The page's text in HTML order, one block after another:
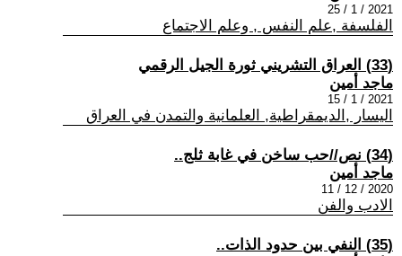
2021 / 1 / 25
الفلسفة ,علم النفس , وعلم الاجتماع
(33) العراق التشريني ثورة الجيل الرقمي
ماجد أمين
2021 / 1 / 15
اليسار ,الديمقراطية, العلمانية والتمدن في العراق
(34) نص//حب ساخن في غابة ثلج..
ماجد أمين
2020 / 12 / 11
الادب والفن
(35) النفي بين حدود الذات..